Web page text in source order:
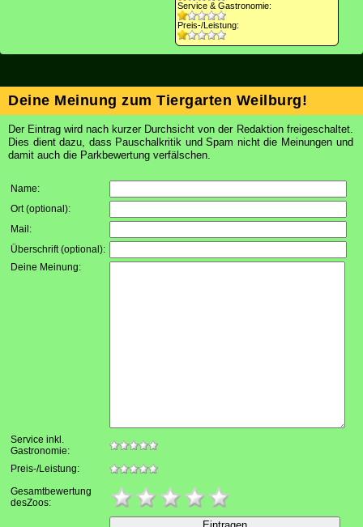
Service & Gastronomie:
Preis-/Leistung:
Deine Meinung zum Tiergarten Weilburg!
Der Eintrag wird nach kurzer Durchsicht von der Redaktion freigeschaltet.
Dies dient dazu, dass Pauschalkritik und Spam nicht die Meinungen und
damit auch die Parkbewertung verfälschen.
Name:
Ort (optional):
Mail:
Überschrift (optional):
Deine Meinung:
Service inkl.
Gastronomie:
Preis-/Leistung:
Gesamtbewertung
desZoos: